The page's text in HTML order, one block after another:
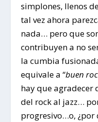
simplones, llenos
tal vez ahora
nada… pero que
contribuyen a no
la cumbia
equivale a “buen
hay que agradecer
del rock al jazz…
progresivo…o, ¿por